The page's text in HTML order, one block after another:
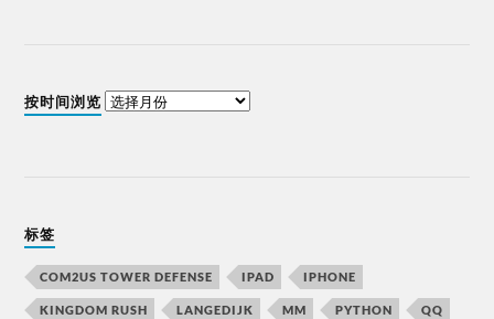
按时间浏览
标签
COM2US TOWER DEFENSE IPAD IPHONE
KINGDOM RUSH LANGEDIJK MM PYTHON QQ